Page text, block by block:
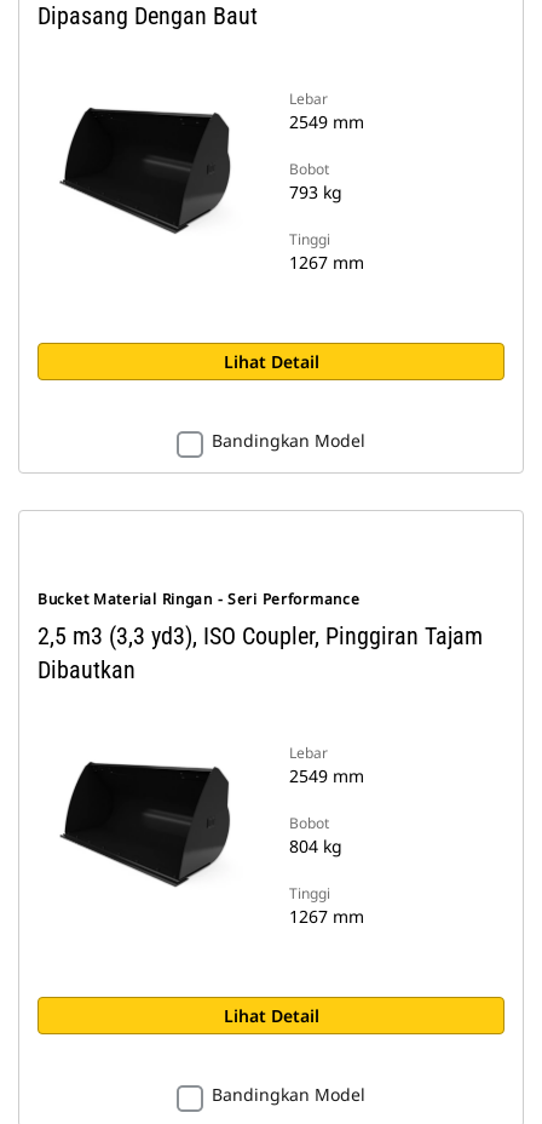
Dipasang Dengan Baut
Lebar
2549 mm
Bobot
793 kg
Tinggi
1267 mm
Lihat Detail
Bandingkan Model
Bucket Material Ringan - Seri Performance
2,5 m3 (3,3 yd3), ISO Coupler, Pinggiran Tajam
Dibautkan
Lebar
2549 mm
Bobot
804 kg
Tinggi
1267 mm
Lihat Detail
Bandingkan Model